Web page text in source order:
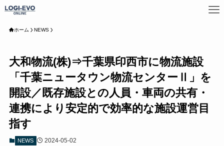
ホーム NEWS
大和物流(株)⇒千葉県印西市に物流施設
「千葉ニュータウン物流センターⅡ」を
開設／既存施設との人員・車両の共有・
連携により安定的で効率的な施設運営目
指す
NEWS 2024-05-02